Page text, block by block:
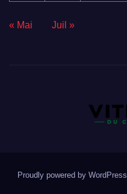
« Mai Juil »
Proudly powered by WordPress